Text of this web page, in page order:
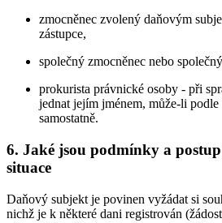
zmocněnec zvolený daňovým
zástupce,
společný zmocněnec nebo
prokurista právnické osoby - při
jednat jejím jménem, může-li
samostatně.
6. Jaké jsou podmínky a
situace
Daňový subjekt je povinen vyžádat si
nichž je k některé dani registrován